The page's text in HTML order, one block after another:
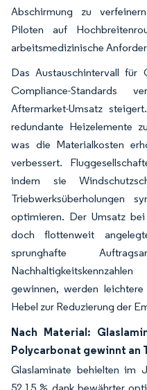
Abschirmung zu
Piloten auf
arbeitsmedizinische
Das Austauschintervall für
Compliance-Standards
Aftermarket-Umsatz
redundante Heizelemente
was die Materialkosten
verbessert.
indem sie
Triebwerksüberholungen
optimieren. Der Umsatz
doch flottenweit
sprunghafte
gewinnen, werden
Hebel zur Reduzierung der
Nach Material:
Polycarbonat gewinnt an
Glaslaminate behielten im